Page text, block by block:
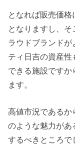
となれば販売価格
となりますし、
ラウドブランド
ティ日吉の資産
できる施設ですか
ます。
高値市況である
のような魅力があ
するべきところで